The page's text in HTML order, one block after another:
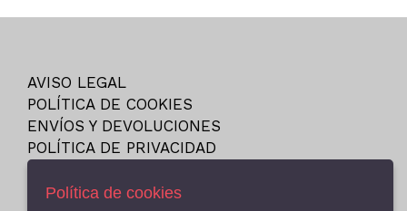
23
23.5
24
25
MIZUNO
NEW BALANCE
NIKE
PITAS
AVISO LEGAL
POLÍTICA DE COOKIES
ENVÍOS Y DEVOLUCIONES
POLÍTICA DE PRIVACIDAD
Política de cookies